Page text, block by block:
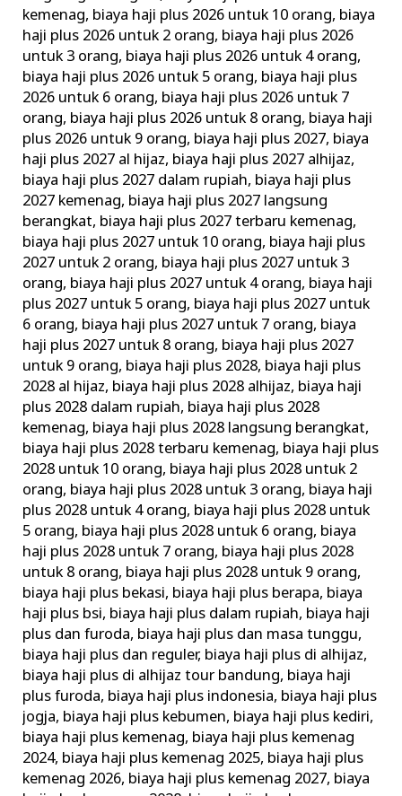
kemenag, biaya haji plus 2026 untuk 10 orang, biaya
haji plus 2026 untuk 2 orang, biaya haji plus 2026
untuk 3 orang, biaya haji plus 2026 untuk 4 orang,
biaya haji plus 2026 untuk 5 orang, biaya haji plus
2026 untuk 6 orang, biaya haji plus 2026 untuk 7
orang, biaya haji plus 2026 untuk 8 orang, biaya haji
plus 2026 untuk 9 orang, biaya haji plus 2027, biaya
haji plus 2027 al hijaz, biaya haji plus 2027 alhijaz,
biaya haji plus 2027 dalam rupiah, biaya haji plus
2027 kemenag, biaya haji plus 2027 langsung
berangkat, biaya haji plus 2027 terbaru kemenag,
biaya haji plus 2027 untuk 10 orang, biaya haji plus
2027 untuk 2 orang, biaya haji plus 2027 untuk 3
orang, biaya haji plus 2027 untuk 4 orang, biaya haji
plus 2027 untuk 5 orang, biaya haji plus 2027 untuk
6 orang, biaya haji plus 2027 untuk 7 orang, biaya
haji plus 2027 untuk 8 orang, biaya haji plus 2027
untuk 9 orang, biaya haji plus 2028, biaya haji plus
2028 al hijaz, biaya haji plus 2028 alhijaz, biaya haji
plus 2028 dalam rupiah, biaya haji plus 2028
kemenag, biaya haji plus 2028 langsung berangkat,
biaya haji plus 2028 terbaru kemenag, biaya haji plus
2028 untuk 10 orang, biaya haji plus 2028 untuk 2
orang, biaya haji plus 2028 untuk 3 orang, biaya haji
plus 2028 untuk 4 orang, biaya haji plus 2028 untuk
5 orang, biaya haji plus 2028 untuk 6 orang, biaya
haji plus 2028 untuk 7 orang, biaya haji plus 2028
untuk 8 orang, biaya haji plus 2028 untuk 9 orang,
biaya haji plus bekasi, biaya haji plus berapa, biaya
haji plus bsi, biaya haji plus dalam rupiah, biaya haji
plus dan furoda, biaya haji plus dan masa tunggu,
biaya haji plus dan reguler, biaya haji plus di alhijaz,
biaya haji plus di alhijaz tour bandung, biaya haji
plus furoda, biaya haji plus indonesia, biaya haji plus
jogja, biaya haji plus kebumen, biaya haji plus kediri,
biaya haji plus kemenag, biaya haji plus kemenag
2024, biaya haji plus kemenag 2025, biaya haji plus
kemenag 2026, biaya haji plus kemenag 2027, biaya